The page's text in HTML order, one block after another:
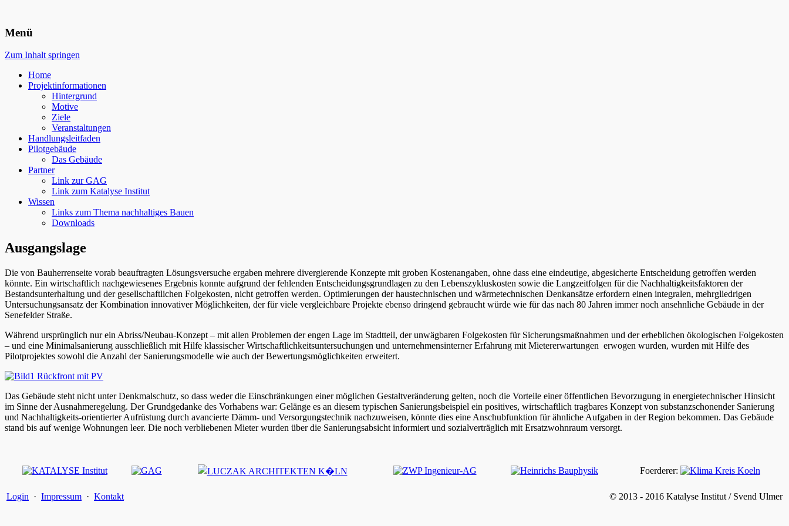
Nachhaltig Bauen im Bestand
Menü
Zum Inhalt springen
Home
Projektinformationen
Hintergrund
Motive
Ziele
Veranstaltungen
Handlungsleitfaden
Pilotgebäude
Das Gebäude
Partner
Link zur GAG
Link zum Katalyse Institut
Wissen
Links zum Thema nachhaltiges Bauen
Downloads
Ausgangslage
Die von Bauherrenseite vorab beauftragten Lösungsversuche ergaben mehrere divergierende Konzepte mit groben Kostenangaben, ohne dass eine eindeutige, abgesicherte Entscheidung getroffen werden
könnte. Ein wirtschaftlich nachgewiesenes Ergebnis konnte aufgrund der fehlenden Entscheidungsgrundlagen zu den Lebenszykluskosten sowie die Langzeitfolgen für die Nachhaltigkeitsfaktoren der
Bestandsunterhaltung und der gesellschaftlichen Folgekosten, nicht getroffen werden. Optimierungen der haustechnischen und wärmetechnischen Denkansätze erfordern einen integralen, mehrgliedrigen
Untersuchungsansatz der Kombination innovativer Möglichkeiten, der für viele vergleichbare Projekte ebenso dringend gebraucht würde wie für das nach 80 Jahren immer noch ansehnliche Gebäude in der
Senefelder Straße.
Während ursprünglich nur ein Abriss/Neubau-Konzept – mit allen Problemen der engen Lage im Stadtteil, der unwägbaren Folgekosten für Sicherungsmaßnahmen und der erheblichen ökologischen Folgekosten
– und eine Minimalsanierung ausschließlich mit Hilfe klassischer Wirtschaftlichkeitsuntersuchungen und unternehmensinterner Erfahrung mit Mietererwartungen erwogen wurden, wurden mit Hilfe des
Pilotprojektes sowohl die Anzahl der Sanierungsmodelle wie auch der Bewertungsmöglichkeiten erweitert.
Das Gebäude steht nicht unter Denkmalschutz, so dass weder die Einschränkungen einer möglichen Gestaltveränderung gelten, noch die Vorteile einer öffentlichen Bevorzugung in energietechnischer Hinsicht
im Sinne der Ausnahmeregelung. Der Grundgedanke des Vorhabens war: Gelänge es an diesem typischen Sanierungsbeispiel ein positives, wirtschaftlich tragbares Konzept von substanzschonender Sanierung
und Nachhaltigkeits-orientierter Aufrüstung durch avancierte Dämm- und Versorgungstechnik nachzuweisen, könnte dies eine Anschubfunktion für ähnliche Aufgaben in der Region bekommen. Das Gebäude
stand bis auf wenige Wohnungen leer. Die noch verbliebenen Mieter wurden über die Sanierungsabsicht informiert und sozialverträglich mit Ersatzwohnraum versorgt.
Foerderer:
Login · Impressum · Kontakt © 2013 - 2016 Katalyse Institut / Svend Ulmer